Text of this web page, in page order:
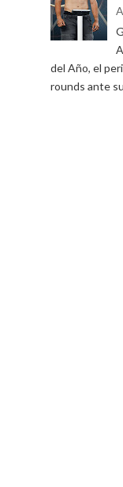
del Año, el
rounds ante